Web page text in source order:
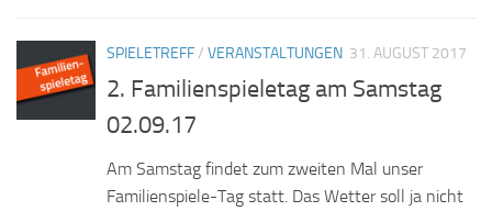
SPIELETREFF/ VERANSTALTUNGEN 31. AUGUST 2017
2. Familienspieletag am Samstag
02.09.17
Am Samstag findet zum zweiten Mal unser
Familienspiele-Tag statt. Das Wetter soll ja nicht